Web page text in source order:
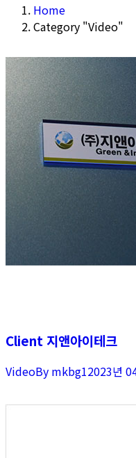
Home
Category "Video"
Client 지앤아이테크
VideoBy mkbg12023년